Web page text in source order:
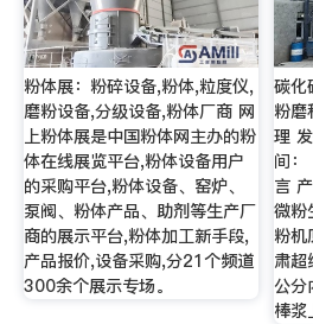
粉体展：粉碎设备,粉体,粒度仪,
磨粉设备,分级设备,粉体厂商 网
上粉体展是中国粉体网主办的粉
体在线展览平台,粉体设备用户
的采购平台,粉体设备、窑炉、
泵阀、粉体产品、助剂等生产厂
商的展示平台,粉体加工新手段,
产品报价,设备采购,分21个频道
300余个展示专场。
碳化
粉磨
理
间：
言
微粉
粉
肃超
公分
棒浆